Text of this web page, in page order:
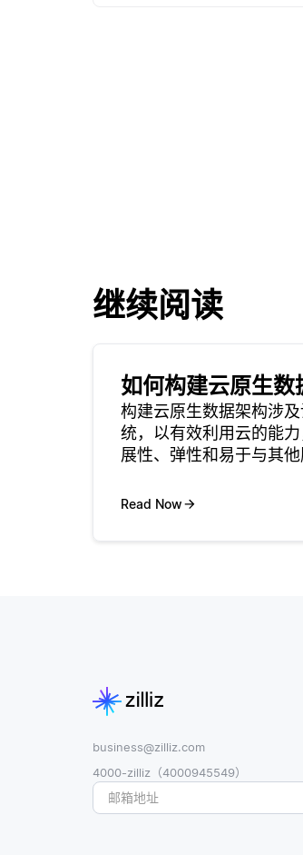
继续阅读
如何构建云原生数
构建云原生数据架构涉
统，以有效利用云的能
展性、弹性和易于与其
数据服务（如数据库、分
Read Now
business@zilliz.com
4000-zilliz（4000945549）